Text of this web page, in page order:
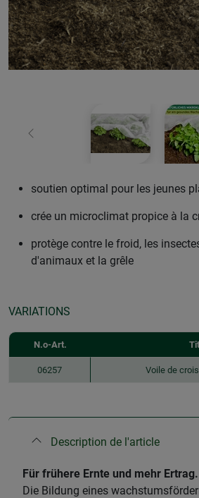
retour
soutien optimal pour les jeunes
crée un microclimat propice à la
protège contre le froid, les
d'animaux et la grêle
VARIATIONS
N.o-Art.
06257 Voile de
Description de l'article
Für frühere Ernte und mehr Ertrag.
Die Bildung eines